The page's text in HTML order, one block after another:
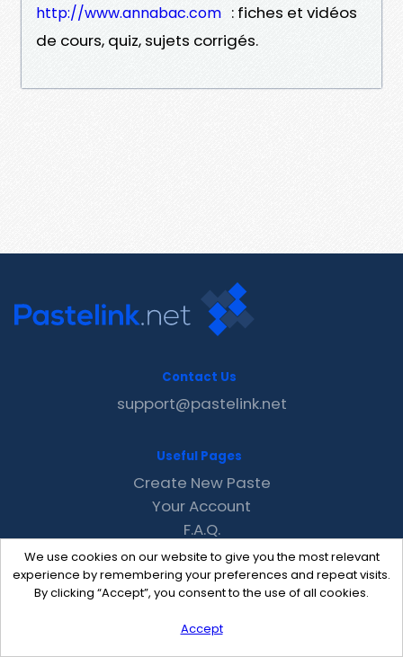
http://www.annabac.com : fiches et vidéos
de cours, quiz, sujets corrigés.
We use cookies on our website to give you the most relevant
experience by remembering your preferences and repeat visits.
By clicking “Accept”, you consent to the use of all cookies.
Accept
Contact Us
support@pastelink.net
Useful Pages
Create New Paste
Your Account
F.A.Q.
Recent
Contact